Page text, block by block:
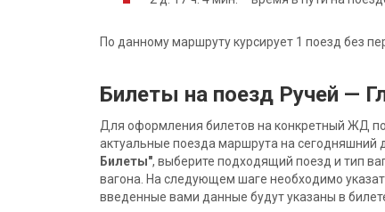
По данному маршруту курсирует 1 поезд без
Билеты на поезд Ручей —
Для оформления билетов на конкретный ЖД
актуальные поезда маршрута на сегодняшний
Билеты", выберите подходящий поезд и тип
вагона. На следующем шаге необходимо
введенные вами данные будут указаны в